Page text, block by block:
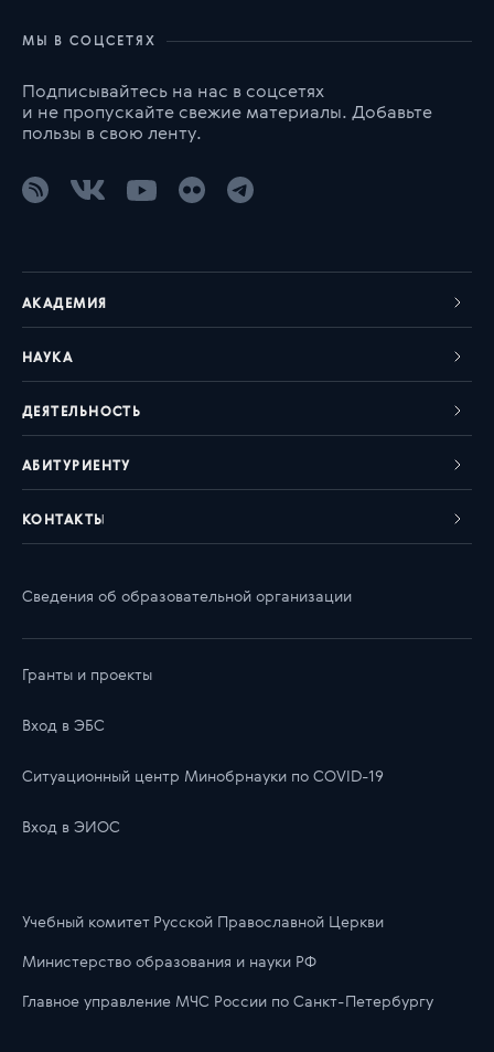
МЫ В СОЦСЕТЯХ
Подписывайтесь на нас в соцсетях
и не пропускайте свежие материалы. Добавьте
пользы в свою ленту.
АКАДЕМИЯ
НАУКА
ДЕЯТЕЛЬНОСТЬ
АБИТУРИЕНТУ
КОНТАКТЫ
Сведения об образовательной организации
Гранты и проекты
Вход в ЭБС
Ситуационный центр Минобрнауки по COVID-19
Вход в ЭИОС
Учебный комитет Русской Православной Церкви
Министерство образования и науки РФ
Главноe управлениe МЧС России по Санкт-Петербургу